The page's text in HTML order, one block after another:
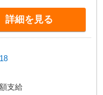
詳細を見る
支給